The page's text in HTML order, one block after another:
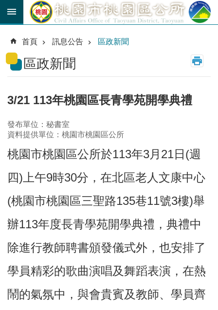
跳到主要內容區塊
育
貼
公
路
線
市
民
進
階
尋
本
區
介
紹
訊
首頁 訊息公告 區政新聞
區政新聞
3/21 113年桃園區長青學苑開學典禮
發布單位：秘書室
資料提供單位：桃園市桃園區公所
桃園市桃園區公所於113年3月21日(週
四)上午9時30分，在北區老人文康中心
(桃園市桃園區三聖路135巷11號3樓)舉
辦113年度長青學苑開學典禮，典禮中
除進行教師聘書頒發儀式外，也安排了
學員精彩的歌曲演唱及舞蹈表演，在熱
鬧的氣氛中，與會貴賓及教師、學員齊